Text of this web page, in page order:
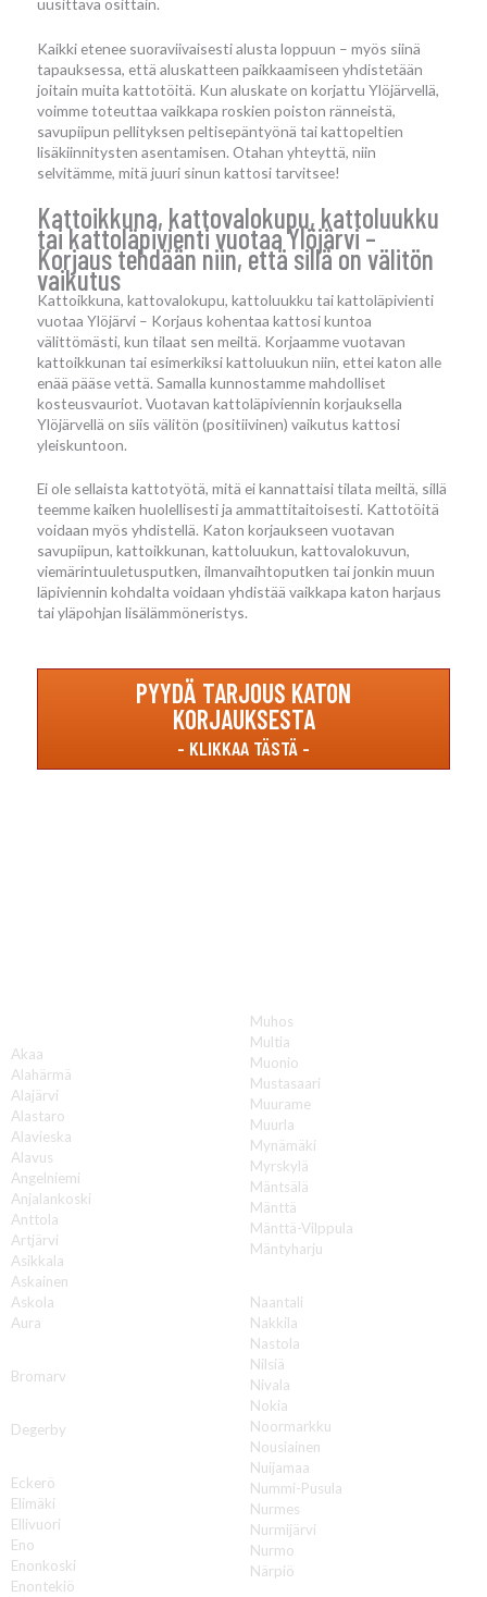
Kaikki etenee suoraviivaisesti alusta loppuun – myös siinä
tapauksessa, että aluskatteen paikkaamiseen yhdistetään
joitain muita kattotöitä. Kun aluskate on korjattu Ylöjärvellä,
voimme toteuttaa vaikkapa roskien poiston ränneistä,
savupiipun pellityksen peltisepäntyönä tai kattopeltien
lisäkiinnitysten asentamisen. Otahan yhteyttä, niin
selvitämme, mitä juuri sinun kattosi tarvitsee!
Kattoikkuna, kattovalokupu, kattoluukku
tai kattoläpivienti vuotaa Ylöjärvi –
Korjaus tehdään niin, että sillä on välitön
vaikutus
Kattoikkuna, kattovalokupu, kattoluukku tai kattoläpivienti
vuotaa Ylöjärvi – Korjaus kohentaa kattosi kuntoa
välittömästi, kun tilaat sen meiltä. Korjaamme vuotavan
kattoikkunan tai esimerkiksi kattoluukun niin, ettei katon alle
enää pääse vettä. Samalla kunnostamme mahdolliset
kosteusvauriot. Vuotavan kattoläpiviennin korjauksella
Ylöjärvellä on siis välitön (positiivinen) vaikutus kattosi
yleiskuntoon.
Ei ole sellaista kattotyötä, mitä ei kannattaisi tilata meiltä, sillä
teemme kaiken huolellisesti ja ammattitaitoisesti. Kattotöitä
voidaan myös yhdistellä. Katon korjaukseen vuotavan
savupiipun, kattoikkunan, kattoluukun, kattovalokuvun,
viemärintuuletusputken, ilmanvaihtoputken tai jonkin muun
läpiviennin kohdalta voidaan yhdistää vaikkapa katon harjaus
tai yläpohjan lisälämmöneristys.
PYYDÄ TARJOUS KATON
KORJAUKSESTA
Akaa
Alahärmä
Alajärvi
Alastaro
Alavieska
Alavus
Angelniemi
Anjalankoski
Anttola
Artjärvi
Asikkala
Askainen
Askola
Aura
Bromarv
Degerby
Eckerö
Elimäki
Ellivuori
Eno
Enonkoski
Enontekiö
Muhos
Multia
Muonio
Mustasaari
Muurame
Muurla
Mynämäki
Myrskylä
Mäntsälä
Mänttä
Mänttä-Vilppula
Mäntyharju
Naantali
Nakkila
Nastola
Nilsiä
Nivala
Nokia
Noormarkku
Nousiainen
Nuijamaa
Nummi-Pusula
Nurmes
Nurmijärvi
Nurmo
Närpiö